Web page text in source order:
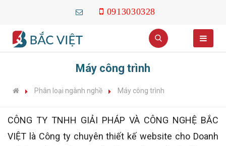
0913030328
Máy công trình
Phân loại ngành nghề Máy công trình
CÔNG TY TNHH GIẢI PHÁP VÀ CÔNG NGHỆ BẮC
VIỆT là Công ty chuyên thiết kế website cho Doanh